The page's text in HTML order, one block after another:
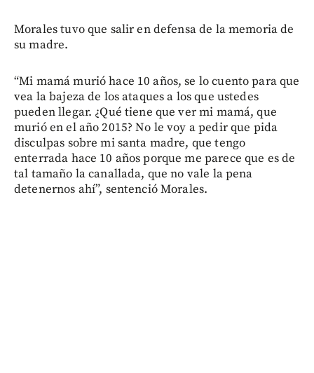
Morales tuvo que salir en defensa de la memoria de
su madre.
“Mi mamá murió hace 10 años, se lo cuento para que
vea la bajeza de los ataques a los que ustedes
pueden llegar. ¿Qué tiene que ver mi mamá, que
murió en el año 2015? No le voy a pedir que pida
disculpas sobre mi santa madre, que tengo
enterrada hace 10 años porque me parece que es de
tal tamaño la canallada, que no vale la pena
detenernos ahí”, sentenció Morales.